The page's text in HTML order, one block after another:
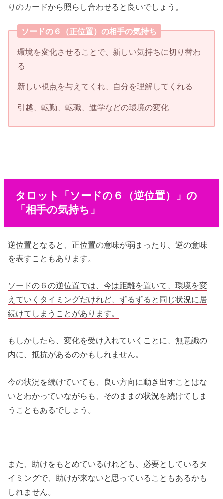
りのカードから照らし合わせると良いでしょう。
ソードの６（正位置）の相手の気持ち
環境を変化させることで、新しい気持ちに切り替わ
る
新しい視点を与えてくれ、自分を理解してくれる
引越、転勤、転職、進学などの環境の変化
タロット「ソードの６（逆位置）」の
「相手の気持ち」
逆位置となると、正位置の意味が弱まったり、逆の意味
を表すこともあります。
ソードの６の逆位置では、今は距離を置いて、環境を変
えていくタイミングだけれど、ずるずると同じ状況に居
続けてしまうことがあります。
もしかしたら、変化を受け入れていくことに、無意識の
内に、抵抗があるのかもしれません。
今の状況を続けていても、良い方向に動き出すことはな
いとわかっていながらも、そのままの状況を続けてしま
うこともあるでしょう。
また、助けをもとめているけれども、必要としているタ
イミングで、助けが来ないと思っていることもあるかも
しれません。